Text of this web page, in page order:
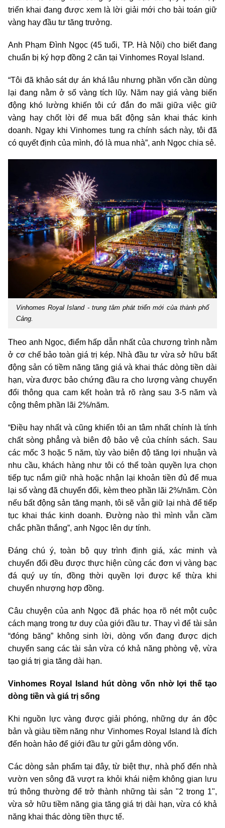
triển khai đang được xem là lời giải mới cho bài toán giữ
vàng hay đầu tư tăng trưởng.
Anh Phạm Đình Ngọc (45 tuổi, TP. Hà Nội) cho biết đang
chuẩn bị ký hợp đồng 2 căn tại Vinhomes Royal Island.
“Tôi đã khảo sát dự án khá lâu nhưng phần vốn cần dùng
lại đang nằm ở số vàng tích lũy. Năm nay giá vàng biến
động khó lường khiến tôi cứ đắn đo mãi giữa việc giữ
vàng hay chốt lời để mua bất động sản khai thác kinh
doanh. Ngay khi Vinhomes tung ra chính sách này, tôi đã
có quyết định của mình, đó là mua nhà”, anh Ngọc chia sẻ.
Vinhomes Royal Island - trung tâm phát triển mới của thành phố
Cảng.
Theo anh Ngọc, điểm hấp dẫn nhất của chương trình nằm
ở cơ chế bảo toàn giá trị kép. Nhà đầu tư vừa sở hữu bất
động sản có tiềm năng tăng giá và khai thác dòng tiền dài
hạn, vừa được bảo chứng đầu ra cho lượng vàng chuyển
đổi thông qua cam kết hoàn trả rõ ràng sau 3-5 năm và
cộng thêm phần lãi 2%/năm.
“Điều hay nhất và cũng khiến tôi an tâm nhất chính là tính
chất sòng phẳng và biên độ bảo vệ của chính sách. Sau
các mốc 3 hoặc 5 năm, tùy vào biên độ tăng lợi nhuận và
nhu cầu, khách hàng như tôi có thể toàn quyền lựa chọn
tiếp tục nắm giữ nhà hoặc nhận lại khoản tiền đủ để mua
lại số vàng đã chuyển đổi, kèm theo phần lãi 2%/năm. Còn
nếu bất động sản tăng mạnh, tôi sẽ vẫn giữ lại nhà để tiếp
tục khai thác kinh doanh. Đường nào thì mình vẫn cầm
chắc phần thắng”, anh Ngọc lên dự tính.
Đáng chú ý, toàn bộ quy trình định giá, xác minh và
chuyển đổi đều được thực hiện cùng các đơn vị vàng bạc
đá quý uy tín, đồng thời quyền lợi được kế thừa khi
chuyển nhượng hợp đồng.
Câu chuyện của anh Ngọc đã phác họa rõ nét một cuộc
cách mạng trong tư duy của giới đầu tư. Thay vì để tài sản
“đóng băng” không sinh lời, dòng vốn đang được dịch
chuyển sang các tài sản vừa có khả năng phòng vệ, vừa
tạo giá trị gia tăng dài hạn.
Vinhomes Royal Island hút dòng vốn nhờ lợi thế tạo
dòng tiền và giá trị sống
Khi nguồn lực vàng được giải phóng, những dự án độc
bản và giàu tiềm năng như Vinhomes Royal Island là đích
đến hoàn hảo để giới đầu tư gửi gắm dòng vốn.
Các dòng sản phẩm tại đây, từ biệt thự, nhà phố đến nhà
vườn ven sông đã vượt ra khỏi khái niệm không gian lưu
trú thông thường để trở thành những tài sản "2 trong 1",
vừa sở hữu tiềm năng gia tăng giá trị dài hạn, vừa có khả
năng khai thác dòng tiền thực tế.